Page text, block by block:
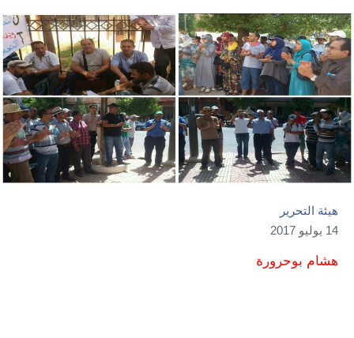
هيئة التحرير
14 يوليو 2017
هشام بوحرورة